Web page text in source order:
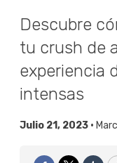
Descubre
tu crush de
experiencia
intensas
Julio 21, 2023 •